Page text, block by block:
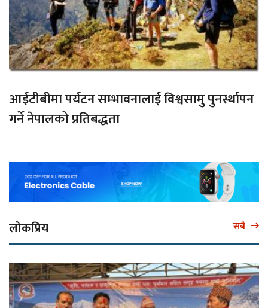
आईटीबीमा पर्यटन सम्भावनालाई विश्वसामु पुनर्स्थापन
गर्ने नेपालको प्रतिबद्धता
लोकप्रिय सबै